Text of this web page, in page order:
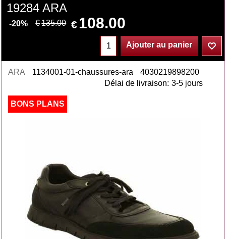
19284 ARA
-20% €135.00 €108.00
Ajouter au panier
ARA 1134001-01-chaussures-ara
4030219898200
Délai de livraison: 3-5 jours
BONS PLANS